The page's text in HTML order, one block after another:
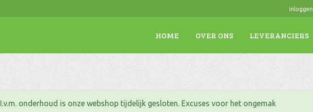
Inloggen
HOME OVER ONS LEVERANCIERS
I.v.m. onderhoud is onze webshop tijdelijk gesloten. Excuses voor het ongemak